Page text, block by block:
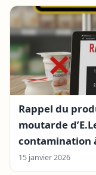
Rappel du
moutarde
contamination
15 janvier 2026